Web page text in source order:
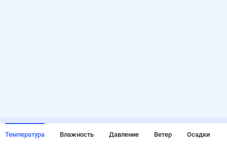
Температура Влажность Давление Ветер Осадки